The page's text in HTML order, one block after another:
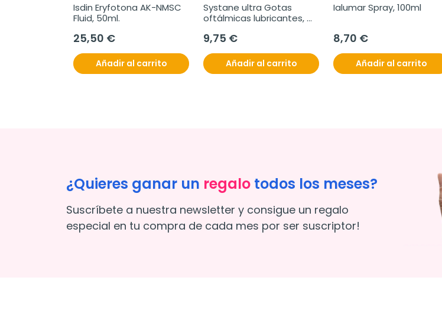
Isdin Eryfotona AK-NMSC
Fluid, 50ml.
25,50 €
Añadir al carrito
Systane ultra Gotas
oftálmicas lubricantes,
9,75 €
Añadir al carrito
Ialumar Spray, 100ml
8,70 €
Añadir al carrito
¿Quieres ganar un regalo todos los meses?
Suscríbete a nuestra newsletter y consigue un regalo
especial en tu compra de cada mes por ser suscriptor!